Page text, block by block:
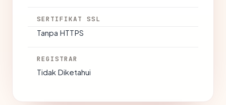
SERTIFIKAT SSL
Tanpa HTTPS
REGISTRAR
Tidak Diketahui